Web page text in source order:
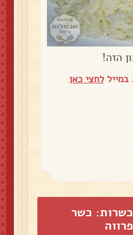
הזה!
במייללחצי כאן
כשרות: כשר
פרווה